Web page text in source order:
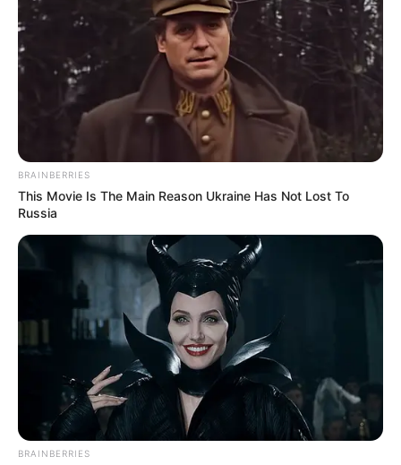
BRAINBERRIES
This Movie Is The Main Reason Ukraine Has Not Lost To
Russia
BRAINBERRIES